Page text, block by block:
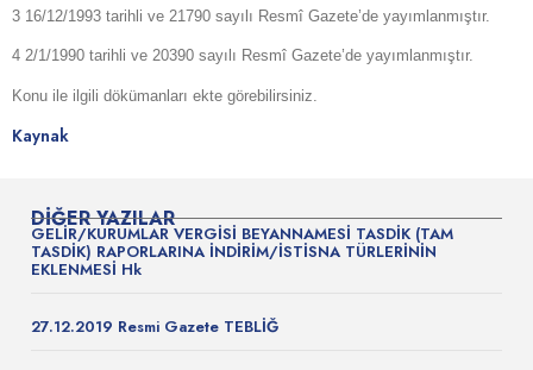
DIĞER YAZILAR
GELİR/KURUMLAR VERGİSİ BEYANNAMESİ TASDİK (TAM
TASDİK) RAPORLARINA İNDİRİM/İSTİSNA TÜRLERİNİN
EKLENMESİ Hk
27.12.2019 Resmi Gazete TEBLİĞ
3 16/12/1993 tarihli ve 21790 sayılı Resmî Gazete’de yayımlanmıştır.
4 2/1/1990 tarihli ve 20390 sayılı Resmî Gazete’de yayımlanmıştır.
Konu ile ilgili dökümanları ekte görebilirsiniz.
Kaynak